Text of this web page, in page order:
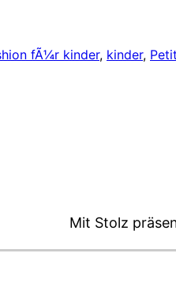
fÃ¼r kinder, kinder,
Mit Stolz